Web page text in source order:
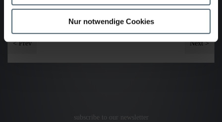
Nur notwendige Cookies
temperature
< Prev Next >
subscribe to our newsletter